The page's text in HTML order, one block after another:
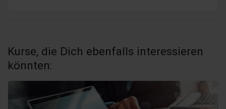
Kurse, die Dich ebenfalls interessieren
könnten: